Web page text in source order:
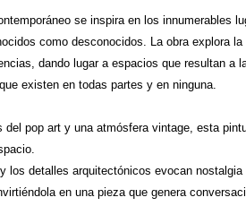
se inspira en los innumerables
como desconocidos. La obra explora la
dando lugar a espacios que resultan a
existen en todas partes y en ninguna.
del pop art y una atmósfera vintage, esta
los detalles arquitectónicos evocan
en una pieza que genera